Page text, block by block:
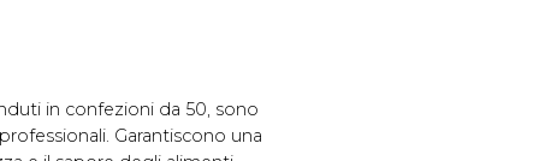
in confezioni da 50, sono
Garantiscono una